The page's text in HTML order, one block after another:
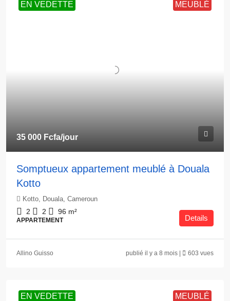
EN VEDETTE MEUBLÉ
35 000 Fcfa/jour
Somptueux appartement meublé à Douala
Kotto
Kotto, Douala, Cameroun
2 2 96 m²
APPARTEMENT Details
Allino Guisso publié il y a 8 mois | 603 vues
EN VEDETTE MEUBLÉ